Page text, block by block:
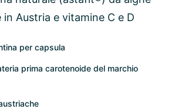
Austria e vitamine C e D
per capsula
prima carotenoide del marchio